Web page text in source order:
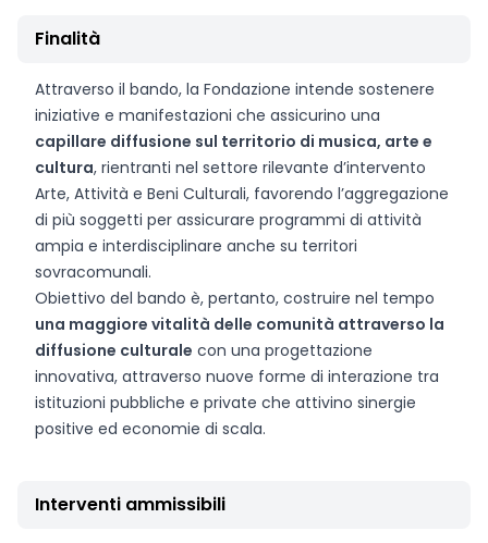
Finalità
Attraverso il bando, la Fondazione intende sostenere
iniziative e manifestazioni che assicurino una
capillare diffusione sul territorio di musica, arte e
cultura, rientranti nel settore rilevante d’intervento
Arte, Attività e Beni Culturali, favorendo l’aggregazione
di più soggetti per assicurare programmi di attività
ampia e interdisciplinare anche su territori
sovracomunali.
Obiettivo del bando è, pertanto, costruire nel tempo
una maggiore vitalità delle comunità attraverso la
diffusione culturale con una progettazione
innovativa, attraverso nuove forme di interazione tra
istituzioni pubbliche e private che attivino sinergie
positive ed economie di scala.
Interventi ammissibili